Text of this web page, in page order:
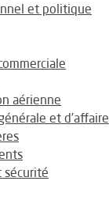
et politique
aérienne
et d’affaire
sécurité